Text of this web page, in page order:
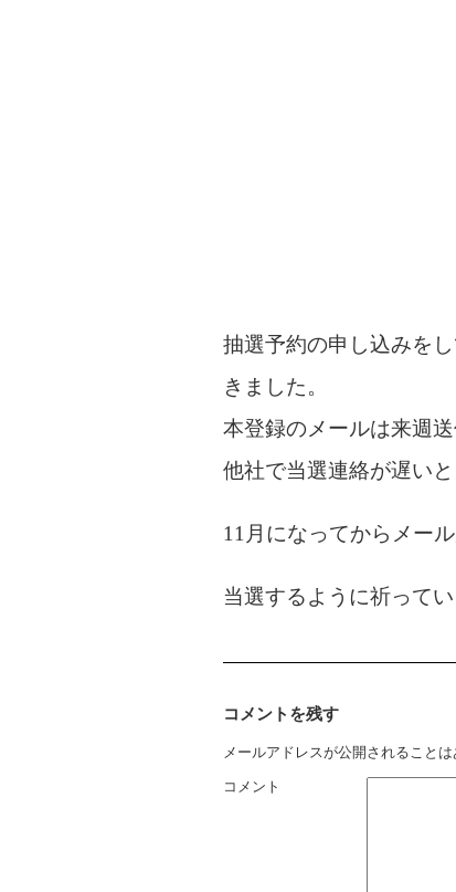
抽選予約の申し込みを
きました。
本登録のメールは来週送
他社で当選連絡が遅い
11月になってからメー
当選するように祈ってい
コメントを残す
メールアドレスが公開されることは
コメント